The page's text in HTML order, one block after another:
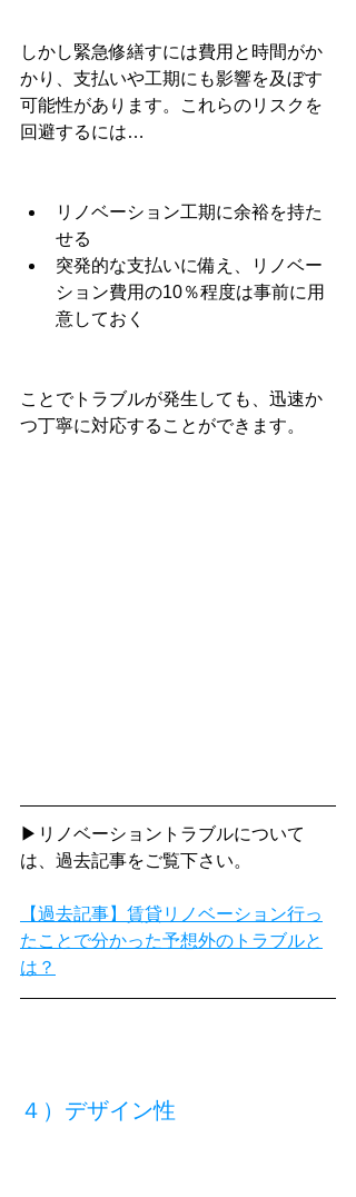
しかし緊急修繕すには費用と時間がか
かり、支払いや工期にも影響を及ぼす
可能性があります。これらのリスクを
回避するには…
リノベーション工期に余裕を持た
せる
突発的な支払いに備え、リノベー
ション費用の10％程度は事前に用
意しておく
ことでトラブルが発生しても、迅速か
つ丁寧に対応することができます。
▶リノベーショントラブルについて
は、過去記事をご覧下さい。
【過去記事】賃貸リノベーション行っ
たことで分かった予想外のトラブルと
は？
４）デザイン性